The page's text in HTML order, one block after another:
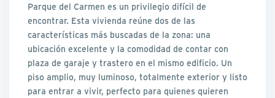
Parque del Carmen es un privilegio difícil de
encontrar. Esta vivienda reúne dos de las
características más buscadas de la zona: una
ubicación excelente y la comodidad de contar con
plaza de garaje y trastero en el mismo edificio. Un
piso amplio, muy luminoso, totalmente exterior y listo
para entrar a vivir, perfecto para quienes quieren